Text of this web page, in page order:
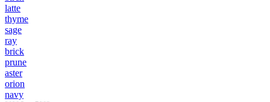
latte
thyme
sage
ray
brick
prune
aster
orion
navy